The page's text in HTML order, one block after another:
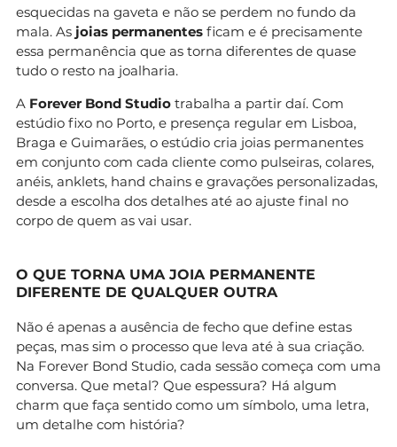
esquecidas na gaveta e não se perdem no fundo da
mala. As joias permanentes ficam e é precisamente
essa permanência que as torna diferentes de quase
tudo o resto na joalharia.
A Forever Bond Studio trabalha a partir daí. Com
estúdio fixo no Porto, e presença regular em Lisboa,
Braga e Guimarães, o estúdio cria joias permanentes
em conjunto com cada cliente como pulseiras, colares,
anéis, anklets, hand chains e gravações personalizadas,
desde a escolha dos detalhes até ao ajuste final no
corpo de quem as vai usar.
O QUE TORNA UMA JOIA PERMANENTE
DIFERENTE DE QUALQUER OUTRA
Não é apenas a ausência de fecho que define estas
peças, mas sim o processo que leva até à sua criação.
Na Forever Bond Studio, cada sessão começa com uma
conversa. Que metal? Que espessura? Há algum
charm que faça sentido como um símbolo, uma letra,
um detalhe com história?